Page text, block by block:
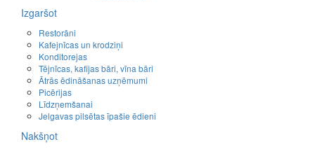
Izgaršot
Restorāni
Kafejnīcas un krodziņi
Konditorejas
Tējnīcas, kafijas bāri, vīna bāri
Ātrās ēdināšanas uzņēmumi
Picērijas
Līdzņemšanai
Jelgavas pilsētas īpašie ēdieni
Nakšņot